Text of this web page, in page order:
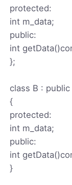
protected:
int m_data;
public:
int
};
class B : public
{
protected:
int m_data;
public:
int
}